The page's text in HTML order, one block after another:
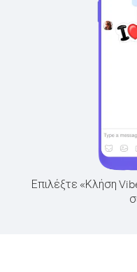
Επιλέξτε «Κλήση